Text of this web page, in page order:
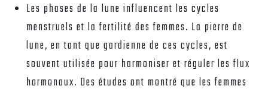
Les phases de la lune influencent les cycles
menstruels et la fertilité des femmes. La pierre de
lune, en tant que gardienne de ces cycles, est
souvent utilisée pour harmoniser et réguler les flux
hormonaux. Des études ont montré que les femmes